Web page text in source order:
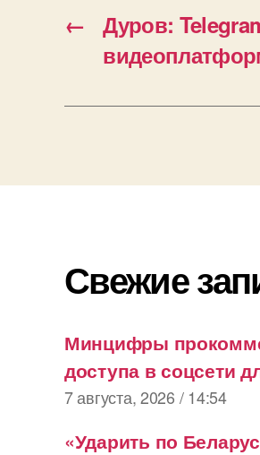
←
Дуров:
Свежие
Минцифры
доступа в соцсети
7 августа, 2026 / 14:54
«Ударить по